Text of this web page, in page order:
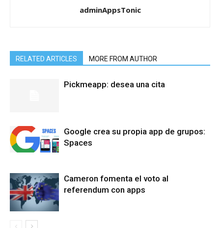
adminAppsTonic
RELATED ARTICLES MORE FROM AUTHOR
Pickmeapp: desea una cita
Google crea su propia app de grupos:
Spaces
Cameron fomenta el voto al
referendum con apps